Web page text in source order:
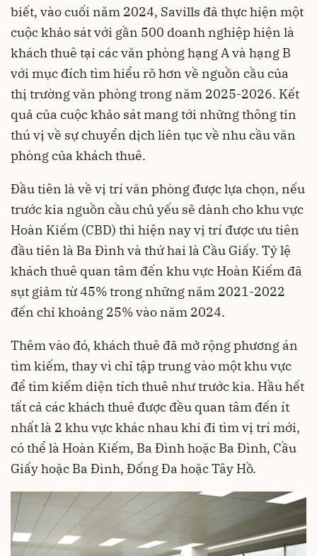
biết, vào cuối năm 2024, Savills đã thực hiện một
cuộc khảo sát với gần 500 doanh nghiệp hiện là
khách thuê tại các văn phòng hạng A và hạng B
với mục đích tìm hiểu rõ hơn về nguồn cầu của
thị trường văn phòng trong năm 2025-2026. Kết
quả của cuộc khảo sát mang tới những thông tin
thú vị về sự chuyển dịch liên tục về nhu cầu văn
phòng của khách thuê.
Đầu tiên là về vị trí văn phòng được lựa chọn, nếu
trước kia nguồn cầu chủ yếu sẽ dành cho khu vực
Hoàn Kiếm (CBD) thì hiện nay vị trí được ưu tiên
đầu tiên là Ba Đình và thứ hai là Cầu Giấy. Tỷ lệ
khách thuê quan tâm đến khu vực Hoàn Kiếm đã
sụt giảm từ 45% trong những năm 2021-2022
đến chỉ khoảng 25% vào năm 2024.
Thêm vào đó, khách thuê đã mở rộng phương án
tìm kiếm, thay vì chỉ tập trung vào một khu vực
để tìm kiếm diện tích thuê như trước kia. Hầu hết
tất cả các khách thuê được đều quan tâm đến ít
nhất là 2 khu vực khác nhau khi đi tìm vị trí mới,
có thể là Hoàn Kiếm, Ba Đình hoặc Ba Đình, Cầu
Giấy hoặc Ba Đình, Đống Đa hoặc Tây Hồ.